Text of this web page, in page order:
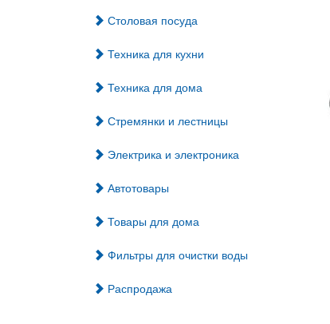
Столовая посуда
Техника для кухни
Техника для дома
Стремянки и лестницы
Электрика и электроника
Автотовары
Товары для дома
Фильтры для очистки воды
Распродажа